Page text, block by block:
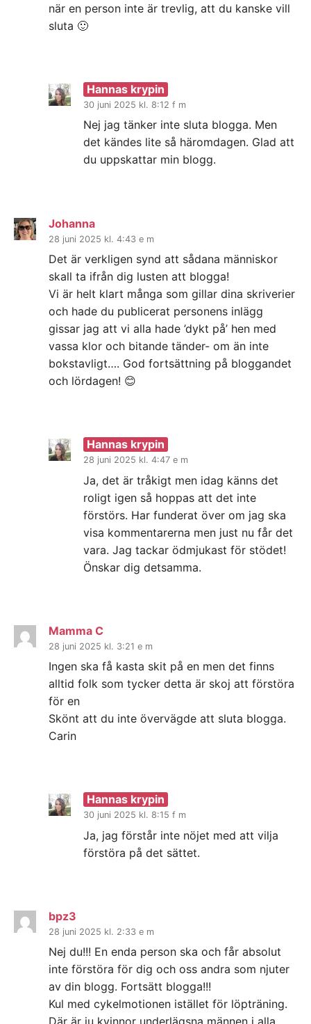
när en person inte är trevlig, att du kanske vill
sluta 🙂
Hannas krypin
30 juni 2025 kl. 8:12 f m
Nej jag tänker inte sluta blogga. Men
det kändes lite så häromdagen. Glad att
du uppskattar min blogg.
Johanna
28 juni 2025 kl. 4:43 e m
Det är verkligen synd att sådana människor
skall ta ifrån dig lusten att blogga!
Vi är helt klart många som gillar dina skriverier
och hade du publicerat personens inlägg
gissar jag att vi alla hade ’dykt på’ hen med
vassa klor och bitande tänder- om än inte
bokstavligt…. God fortsättning på bloggandet
och lördagen! 😊
Hannas krypin
28 juni 2025 kl. 4:47 e m
Ja, det är tråkigt men idag känns det
roligt igen så hoppas att det inte
förstörs. Har funderat över om jag ska
visa kommentarerna men just nu får det
vara. Jag tackar ödmjukast för stödet!
Önskar dig detsamma.
Mamma C
28 juni 2025 kl. 3:21 e m
Ingen ska få kasta skit på en men det finns
alltid folk som tycker detta är skoj att förstöra
för en
Skönt att du inte övervägde att sluta blogga.
Carin
Hannas krypin
30 juni 2025 kl. 8:15 f m
Ja, jag förstår inte nöjet med att vilja
förstöra på det sättet.
bpz3
28 juni 2025 kl. 2:33 e m
Nej du!!! En enda person ska och får absolut
inte förstöra för dig och oss andra som njuter
av din blogg. Fortsätt blogga!!!
Kul med cykelmotionen istället för löpträning.